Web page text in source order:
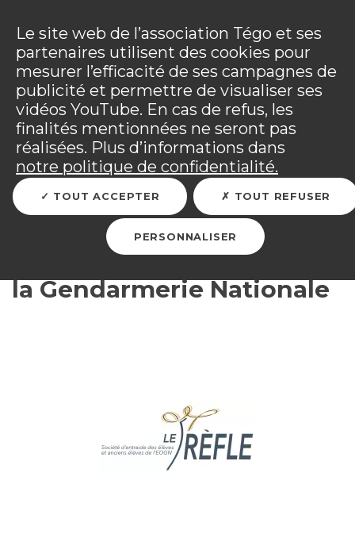
adhérents sinistrés et les personnels mobilisés.
Tous les détails dansvotre espace adhérent.
Vous êtes sur le site Tégo
RETOUR
Société d'Entraide des
Élèves et Anciens Élèves
de l'École des Officiers de
la Gendarmerie Nationale
Le site web de l’association Tégo et ses
partenaires utilisent des cookies pour
mesurer l’efficacité de ses campagnes de
publicité et permettre de visualiser ses
vidéos YouTube. En cas de refus, les
finalités mentionnées ne seront pas
réalisées. Plus d’informations dans
notre politique de confidentialité.
TOUT ACCEPTER TOUT REFUSER
PERSONNALISER